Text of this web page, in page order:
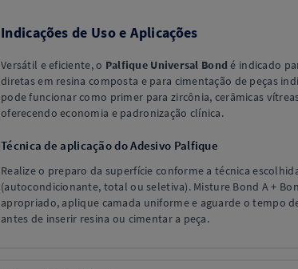
Indicações de Uso e Aplicações
Versátil e eficiente, o Palfique Universal Bond é indicado
diretas em resina composta e para cimentação de peças
pode funcionar como primer para zircônia, cerâmicas
oferecendo economia e padronização clínica.
Técnica de aplicação do Adesivo Palfique
Realize o preparo da superfície conforme a técnica
(autocondicionante, total ou seletiva). Misture Bond A +
apropriado, aplique camada uniforme e aguarde o tempo
antes de inserir resina ou cimentar a peça.